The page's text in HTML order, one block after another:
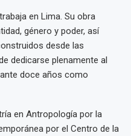
en Lima. Su obra
género y poder, así
desde las
dedicarse plenamente al
doce años como
en Antropología por la
por el Centro de la